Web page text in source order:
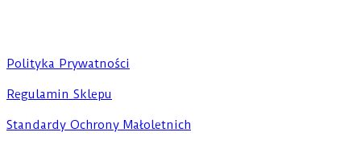
Polityka Prywatności
Regulamin Sklepu
Standardy Ochrony Małoletnich